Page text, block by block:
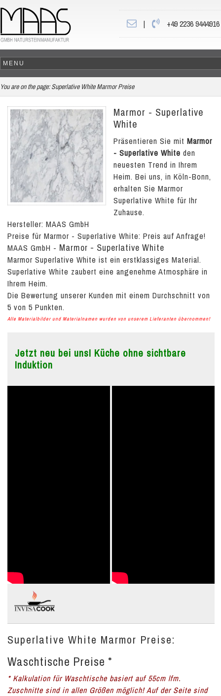
| +49 2236 9444916
You are on the page: Superlative White Marmor Preise
Marmor - Superlative
White
Präsentieren Sie mit Marmor
- Superlative White den
neuesten Trend in Ihrem
Heim. Bei uns, in Köln-Bonn,
erhalten Sie Marmor
Superlative White für Ihr
Zuhause.
Hersteller: MAAS GmbH
Preise für Marmor - Superlative White: Preis auf Anfrage!
MAAS GmbH - Marmor - Superlative White
Marmor Superlative White ist ein erstklassiges Material.
Superlative White zaubert eine angenehme Atmosphäre in
Ihrem Heim.
Die Bewertung unserer Kunden mit einem Durchschnitt von
5 von 5 Punkten.
Alle Materialbilder und Materialnamen wurden von unserem Lieferanten übernommen!
Jetzt neu bei uns! Küche ohne sichtbare
Induktion
Superlative White Marmor Preise:
Waschtische Preise *
* Kalkulation für Waschtische basiert auf 55cm lfm.
Zuschnitte sind in allen Größen möglich! Auf der Seite sind